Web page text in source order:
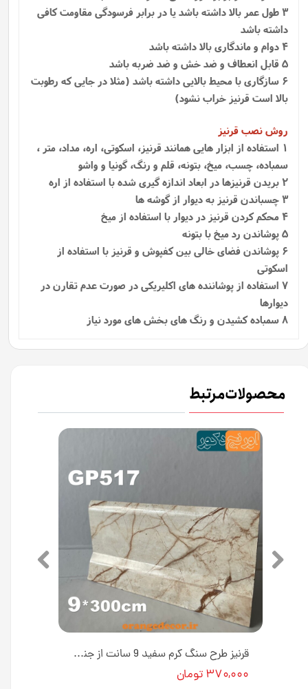
3 طول عمر بالا داشته باشد یا در برابر فرسودگی مقاومت کافی
داشته باشد
4 دوام و ماندگاری بالا داشته باشد
5 قابل انعطاف و ضد خش و ضد ضربه باشد
6 سازگاری با محیط بالایی داشته باشد (مثلا در جایی که رطوبت
بالا است قرنیز خراب نشود)
روش نصب قرنیز
1 استفاده از ابزار هایی همانند قرنیز، اسکوتی، اره، مداد، متر ،
سمباده، چسب، میخ، بتونه، قلم و رنگ، گونیا و واشو
2 بریدن قرنیزها در ابعاد اندازه گیری شده با استفاده از اره
3 چسباندن قرنیز به دیوار از گوشه ها
4 محکم کردن قرنیز در دیوار با استفاده از میخ
5 پوشاندن رد میخ با بتونه
6 پوشاندن فضای خالی بین کفپوش و قرنیز با استفاده از
اسکوتی
7 استفاده از پوشاننده‌ های اکلیریکی در صورت عدم تقارن در
دیوارها
8 سمباده کشیدن و رنگ های بخش های مورد نیاز
محصولات مرتبط
قرنیز طرح سنگ کرم سفید 9 سانت از جنس پی وی سی کد GP517 [انبار تهران]
۳۷۰,۰۰۰ تومان